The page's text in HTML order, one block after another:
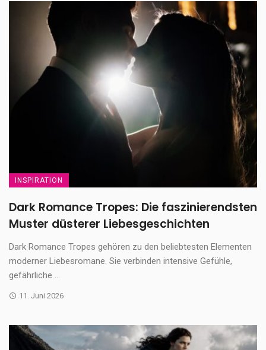
INSPIRATION
Dark Romance Tropes: Die faszinierendsten
Muster düsterer Liebesgeschichten
Dark Romance Tropes gehören zu den beliebtesten Elementen
moderner Liebesromane. Sie verbinden intensive Gefühle,
gefährliche ...
11. Juni 2026